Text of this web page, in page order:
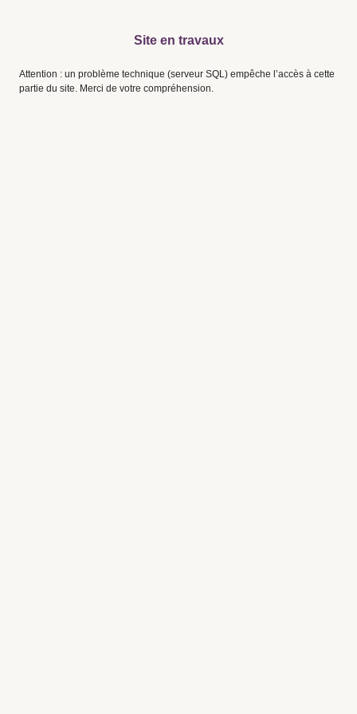
Site en travaux
Attention : un problème technique (serveur SQL) empêche l’accès à cette
partie du site. Merci de votre compréhension.